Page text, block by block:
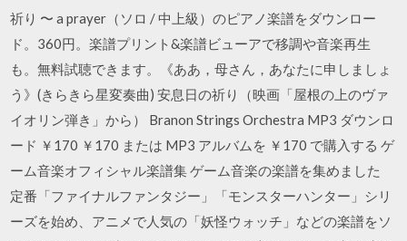
祈り 〜 a prayer（ソロ / 中上級）のピアノ楽譜をダウンロー
ド。360円。楽譜プリント&楽譜ビューアで移調や音楽再生
も。無料試聴できます。《ああ，母さん，あなたに申しましょ
う》(きらきら星変奏曲) 安息日の祈り（映画「屋根の上のヴァ
イオリン弾き」から） Branon Strings Orchestra MP3 ダウンロ
ード ￥170 ￥170 または MP3 アルバムを ￥170 で購入する ゲ
ーム音楽オフィシャル楽譜集 ゲーム音楽の楽譜を集めました
定番「ファイナルファンタジー」「モンスターハンター」シリ
ーズを始め、アニメで人気の「妖怪ウォッチ」などの楽譜をソ